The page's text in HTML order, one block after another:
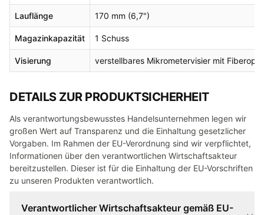
Lauflänge 170 mm (6,7")
Magazinkapazität 1 Schuss
Visierung verstellbares Mikrometervisier mit
DETAILS ZUR PRODUKTSICHERHEIT
Als verantwortungsbewusstes Handelsunternehmen legen wir
großen Wert auf Transparenz und die Einhaltung gesetzlicher
Vorgaben. Im Rahmen der EU-Verordnung sind wir verpflichtet,
Informationen über den verantwortlichen Wirtschaftsakteur
bereitzustellen. Dieser ist für die Einhaltung der EU-Vorschriften
zu unseren Produkten verantwortlich.
Verantwortlicher Wirtschaftsakteur gemäß EU-